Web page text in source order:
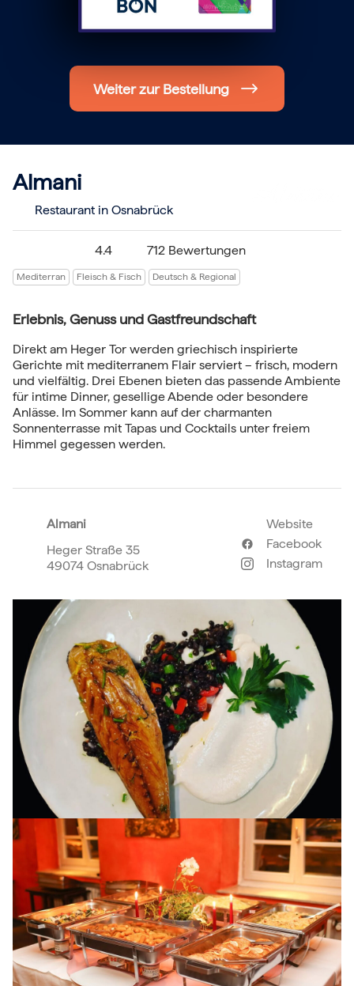
Frohe Weihnachten
München
Stuttgart
Geschmackvoll und maximal flexibel!
Einlösbar für alle 10.000 Partner und 3 Jahre gültig
Das ideale Geschenk für alle Anlässe
Weiter zur Bestellung
Almani
Restaurant in Osnabrück
4.4 712 Bewertungen
Mediterran Fleisch & Fisch Deutsch & Regional
Erlebnis, Genuss und Gastfreundschaft
Direkt am Heger Tor werden griechisch inspirierte
Gerichte mit mediterranem Flair serviert – frisch, modern
und vielfältig. Drei Ebenen bieten das passende Ambiente
für intime Dinner, gesellige Abende oder besondere
Anlässe. Im Sommer kann auf der charmanten
Sonnenterrasse mit Tapas und Cocktails unter freiem
Himmel gegessen werden.
Almani
Heger Straße 35
49074 Osnabrück
Website
Facebook
Instagram